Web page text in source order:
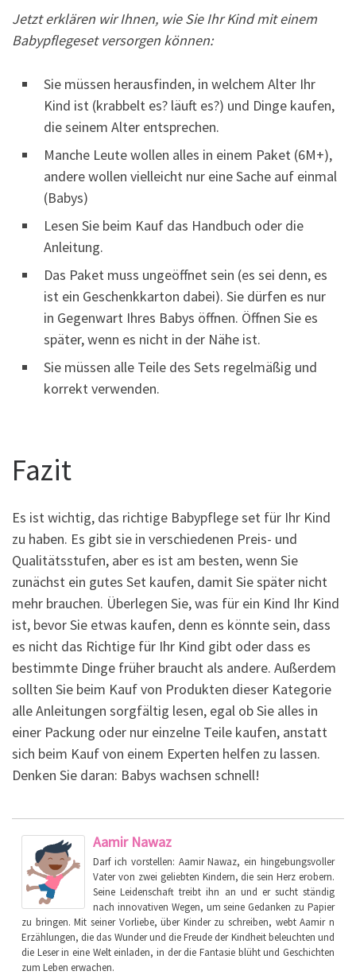
Jetzt erklären wir Ihnen, wie Sie Ihr Kind mit einem
Babypflegeset versorgen können:
Sie müssen herausfinden, in welchem Alter Ihr
Kind ist (krabbelt es? läuft es?) und Dinge kaufen,
die seinem Alter entsprechen.
Manche Leute wollen alles in einem Paket (6M+),
andere wollen vielleicht nur eine Sache auf einmal
(Babys)
Lesen Sie beim Kauf das Handbuch oder die
Anleitung.
Das Paket muss ungeöffnet sein (es sei denn, es
ist ein Geschenkkarton dabei). Sie dürfen es nur
in Gegenwart Ihres Babys öffnen. Öffnen Sie es
später, wenn es nicht in der Nähe ist.
Sie müssen alle Teile des Sets regelmäßig und
korrekt verwenden.
Fazit
Es ist wichtig, das richtige Babypflege set für Ihr Kind
zu haben. Es gibt sie in verschiedenen Preis- und
Qualitätsstufen, aber es ist am besten, wenn Sie
zunächst ein gutes Set kaufen, damit Sie später nicht
mehr brauchen. Überlegen Sie, was für ein Kind Ihr Kind
ist, bevor Sie etwas kaufen, denn es könnte sein, dass
es nicht das Richtige für Ihr Kind gibt oder dass es
bestimmte Dinge früher braucht als andere. Außerdem
sollten Sie beim Kauf von Produkten dieser Kategorie
alle Anleitungen sorgfältig lesen, egal ob Sie alles in
einer Packung oder nur einzelne Teile kaufen, anstatt
sich beim Kauf von einem Experten helfen zu lassen.
Denken Sie daran: Babys wachsen schnell!
Aamir Nawaz
Darf ich vorstellen: Aamir Nawaz, ein hingebungsvoller
Vater von zwei geliebten Kindern, die sein Herz erobern.
Seine Leidenschaft treibt ihn an und er sucht ständig
nach innovativen Wegen, um seine Gedanken zu Papier
zu bringen. Mit seiner Vorliebe, über Kinder zu schreiben, webt Aamir n
Erzählungen, die das Wunder und die Freude der Kindheit beleuchten und
die Leser in eine Welt einladen, in der die Fantasie blüht und Geschichten
zum Leben erwachen.